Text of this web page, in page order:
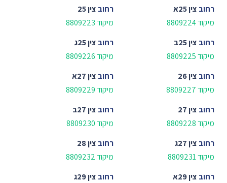
רחוב צין 25א
מיקוד 8809224
רחוב צין 25
מיקוד 8809223
רחוב צין 25ב
מיקוד 8809225
רחוב צין 25ג
מיקוד 8809226
רחוב צין 26
מיקוד 8809227
רחוב צין 27א
מיקוד 8809229
רחוב צין 27
מיקוד 8809228
רחוב צין 27ב
מיקוד 8809230
רחוב צין 27ג
מיקוד 8809231
רחוב צין 28
מיקוד 8809232
רחוב צין 29א
רחוב צין 29ג